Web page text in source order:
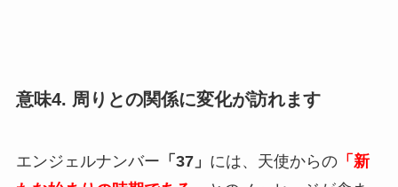
意味4. 周りとの関係に変化が訪れます
エンジェルナンバー 「37」 には、天使からの「新